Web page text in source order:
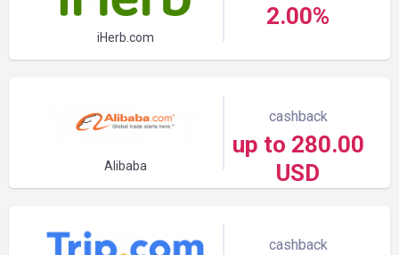
iHerb.com
2.00%
Alibaba
cashback
up to 280.00
USD
cashback